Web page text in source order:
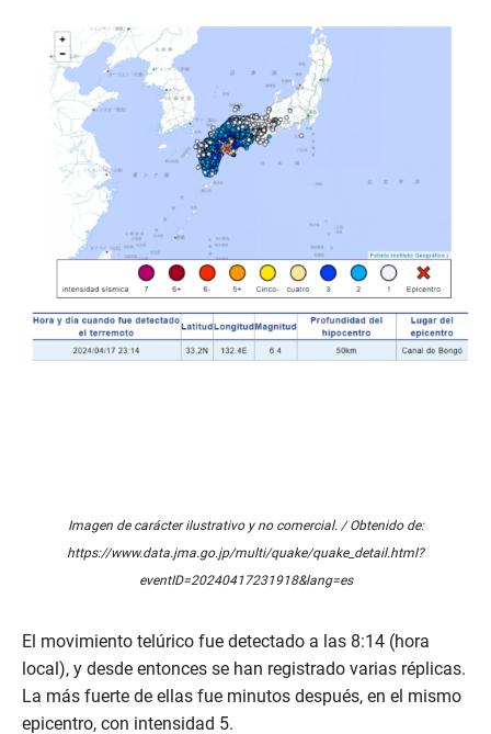
Imagen de carácter ilustrativo y no comercial. / Obtenido de:
https://www.data.jma.go.jp/multi/quake/quake_detail.html?
eventID=20240417231918&lang=es
El movimiento telúrico fue detectado a las 8:14 (hora
local), y desde entonces se han registrado varias réplicas.
La más fuerte de ellas fue minutos después, en el mismo
epicentro, con intensidad 5.